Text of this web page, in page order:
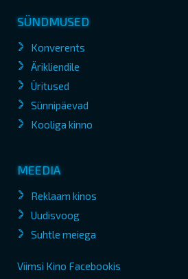
SÜNDMUSED
Konverents
Ärikliendile
Üritused
Sünnipäevad
Kooliga kinno
MEEDIA
Reklaam kinos
Uudisvoog
Suhtle meiega
Viimsi Kino Facebookis